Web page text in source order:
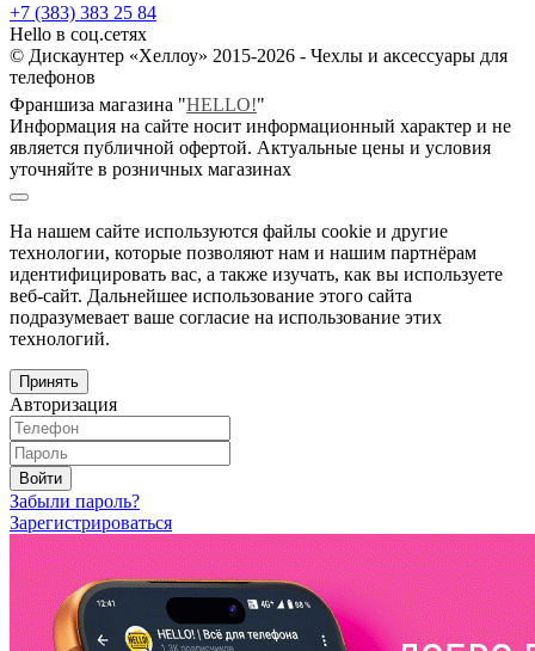
+7 (383) 383 25 84
Hello в соц.сетях
© Дискаунтер «Хеллоу» 2015-2026 - Чехлы и аксессуары для
телефонов
Франшиза магазина "HELLO!"
Информация на сайте носит информационный характер и не
является публичной офертой. Актуальные цены и условия
уточняйте в розничных магазинах
На нашем сайте используются файлы cookie и другие
технологии, которые позволяют нам и нашим партнёрам
идентифицировать вас, а также изучать, как вы используете
веб-сайт. Дальнейшее использование этого сайта
подразумевает ваше согласие на использование этих
технологий.
Принять
Авторизация
Войти
Забыли пароль?
Зарегистрироваться